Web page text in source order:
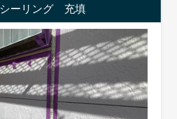
シーリング 充填